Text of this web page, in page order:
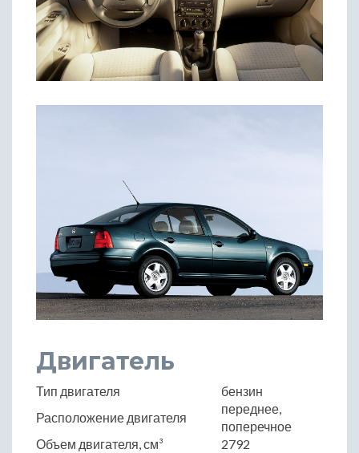
Двигатель
Тип двигателя
бензин
Расположение двигателя
переднее,
поперечное
Объем двигателя, см³
2792